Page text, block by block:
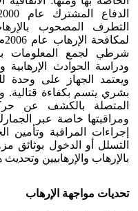
شرطي لجمع المعلومات
ودراسة الحوادث
ويعتمد الجهاز على وحدة
بشري يتسم بكفاءة
المتصلة بالكشف عن
ومراقبتها خاصة عبر
إجراءات المراقبة وتأمين
التسلل أو الدخول بوثائق
بالإرهاب والإرهابيين
تحديات مواجهة الإرهاب